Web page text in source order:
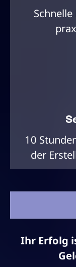
10
der
Ihr Erfolg